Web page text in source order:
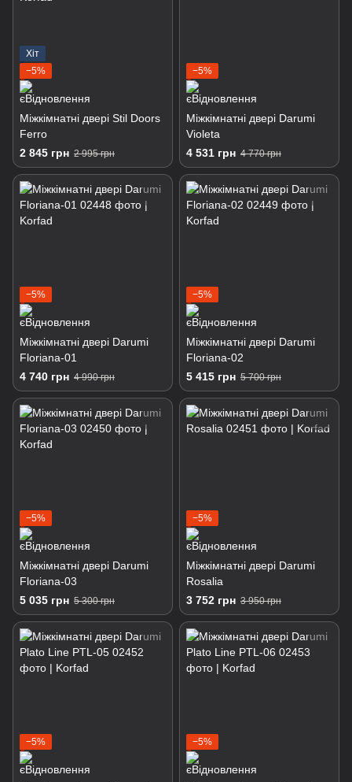
Хіт
−5%
Міжкімнатні двері Stil Doors
Ferro
2 845 грн 2 995 грн
−5%
Міжкімнатні двері Darumi
Violeta
4 531 грн 4 770 грн
−5%
Міжкімнатні двері Darumi
Floriana-01
4 740 грн 4 990 грн
−5%
Міжкімнатні двері Darumi
Floriana-02
5 415 грн 5 700 грн
−5%
Міжкімнатні двері Darumi
Floriana-03
5 035 грн 5 300 грн
−5%
Міжкімнатні двері Darumi
Rosalia
3 752 грн 3 950 грн
−5% −5%